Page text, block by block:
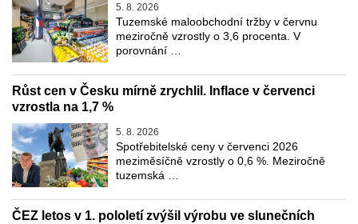
5. 8. 2026
Tuzemské maloobchodní tržby v červnu
meziročně vzrostly o 3,6 procenta. V
porovnání …
Růst cen v Česku mírně zrychlil. Inflace v červenci
vzrostla na 1,7 %
5. 8. 2026
Spotřebitelské ceny v červenci 2026
meziměsíčně vzrostly o 0,6 %. Meziročně
tuzemská …
ČEZ letos v 1. pololetí zvýšil výrobu ve slunečních